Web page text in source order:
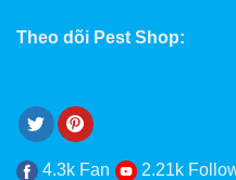
Theo dõi Pest Shop:
4.3k Fan 2.21k